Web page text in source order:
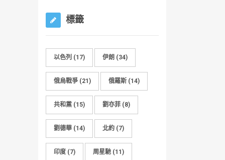
標籤
以色列 (17) 伊朗 (34)
俄烏戰爭 (21) 俄羅斯 (14)
共和黨 (15) 劉亦菲 (8)
劉德華 (14) 北約 (7)
印度 (7) 周星馳 (11)